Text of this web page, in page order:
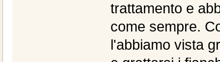
trattamento e
come sempre.
l'abbiamo vista